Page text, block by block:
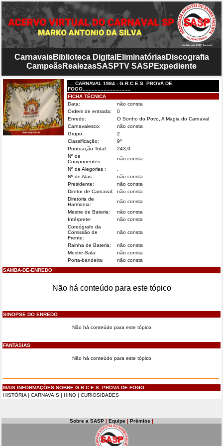
CarnavaisBiblioteca Digital EliminatóriasDiscografia
CampeãsRealezasSASPTV SASP Expediente
::.. CARNAVAL 1984 - G.R.C.E.S. PROVA DE
FOGO................................
FICHA TÉCNICA
Data:
não consta
Ordem de entrada:
0
Enredo:
O Sonho do Povo, A Magia do Carnaval
Carnavalesco:
não consta
Grupo:
2
Classificação:
9º
Pontuação Total:
243,0
Nº de
Componentes:
não consta
Nº de Alegorias :
Nº de Alas :
não consta
Presidente:
não consta
Diretor de Carnaval:
não consta
Diretoria de
Harmonia:
não consta
Mestre de Bateria:
não consta
Intérprete:
não consta
Coreógrafo da
Comissão de
Frente:
não consta
Rainha de Bateria:
não consta
Mestre-Sala:
não consta
Porta-bandeira:
não consta
SAMBA-DE-ENREDO
Não há conteúdo para este tópico
SINOPSE DO ENREDO
Não há conteúdo para este tópico
FANTASIAS
Não há conteúdo para este tópico
MAIS INFORMAÇÕES SOBRE G.R.C.E.S. PROVA DE FOGO
HISTÓRIA | CARNAVAIS | HINO | CURIOSIDADES
Sobre a SASP | Equipe | Prêmios |